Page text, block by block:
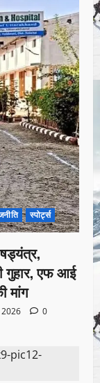
स्पोर्ट्स
गुहार, एफ आई
मांग
2026
0